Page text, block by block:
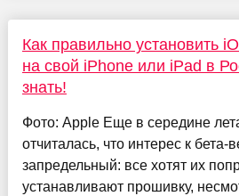
Как правильно установить
на свой iPhone или iPad в
знать!
Фото: Apple Еще в середине
отчиталась, что интерес к
запредельный: все хотят их
устанавливают прошивку,